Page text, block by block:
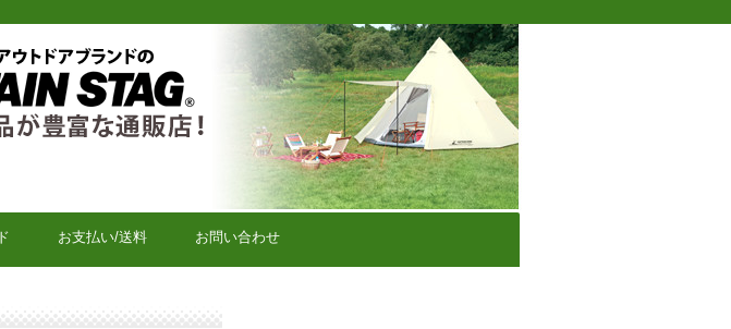
用品通販店【eキャンプクラブ】
お支払い/送料 お問い合わせ